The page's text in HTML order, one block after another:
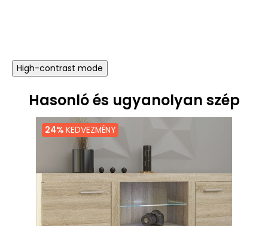
High-contrast mode
Hasonló és ugyanolyan szép
24% KEDVEZMÉNY